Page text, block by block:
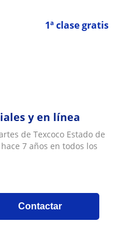
1ª clase gratis
y en línea
de Texcoco Estado de
7 años en todos los
Contactar